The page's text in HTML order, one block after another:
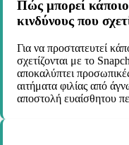
Πώς μπορεί
κινδύνους που
Για να προστατευτεί
σχετίζονται με το
αποκαλύπτει
αιτήματα φιλίας από
αποστολή ευαίσθητου